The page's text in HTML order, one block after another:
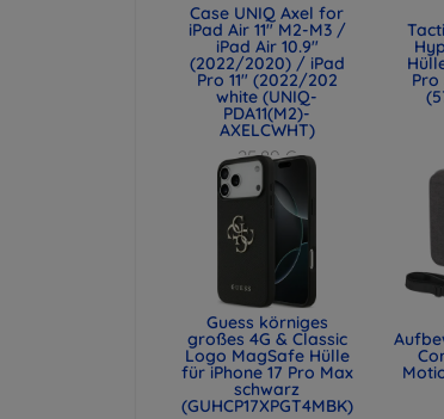
Case UNIQ Axel for
iPad Air 11" M2-M3 /
iPad Air 10.9"
(2022/2020) / iPad
Pro 11" (2022/202
white (UNIQ-
PDA11(M2)-
AXELCWHT)
25,89 €
19,42 €
Guess körniges
großes 4G & Classic
Logo MagSafe Hülle
für iPhone 17 Pro Max
schwarz
(GUHCP17XPGT4MBK)